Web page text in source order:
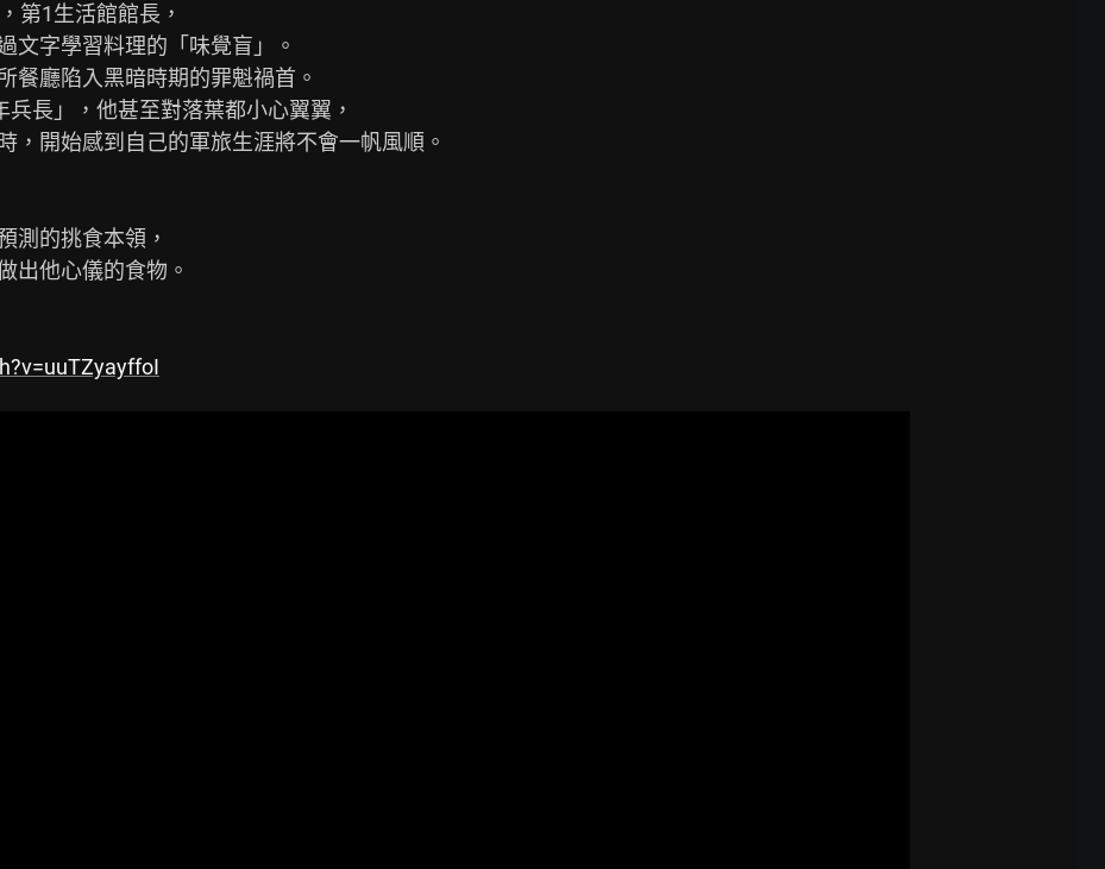
第1生活館館長，
文字學習料理的「味覺盲」。
餐廳陷入黑暗時期的罪魁禍首。
長」，他甚至對落葉都小心翼翼，
，開始感到自己的軍旅生涯將不會一帆風順。
測的挑食本領，
出他心儀的食物。